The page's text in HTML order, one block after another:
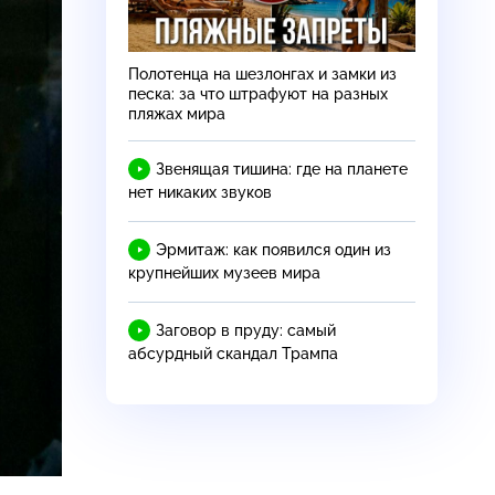
Полотенца на шезлонгах и замки из
песка: за что штрафуют на разных
пляжах мира
Звенящая тишина: где на планете
нет никаких звуков
Эрмитаж: как появился один из
крупнейших музеев мира
Заговор в пруду: самый
абсурдный скандал Трампа